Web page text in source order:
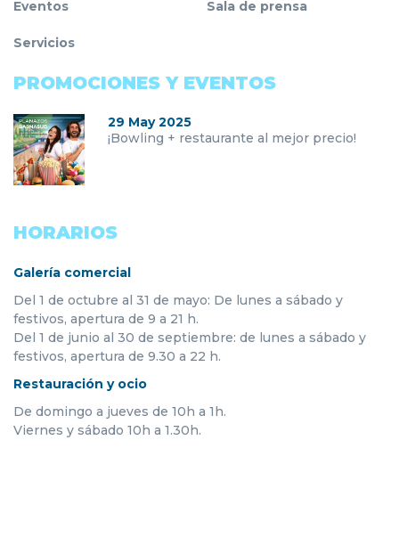
Eventos
Servicios
Sala de prensa
PROMOCIONES Y EVENTOS
29 May 2025
¡Bowling + restaurante al mejor precio!
HORARIOS
Galería comercial
Del 1 de octubre al 31 de mayo: De lunes a sábado y
festivos, apertura de 9 a 21 h.
Del 1 de junio al 30 de septiembre: de lunes a sábado y
festivos, apertura de 9.30 a 22 h.
Restauración y ocio
De domingo a jueves de 10h a 1h.
Viernes y sábado 10h a 1.30h.